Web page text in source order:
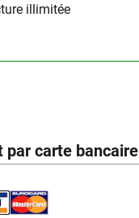
illimitée
par carte bancaire